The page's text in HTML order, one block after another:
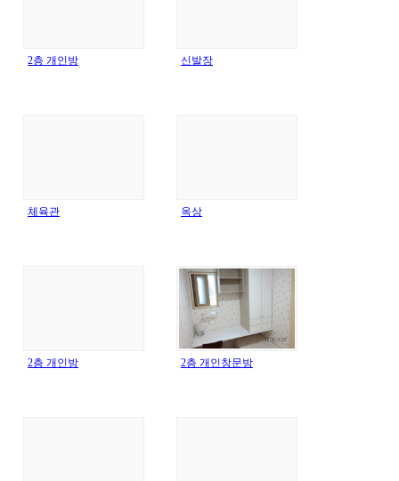
2층 개인방 신발장
체육관 옥상
2층 개인방 2층 개인창문방